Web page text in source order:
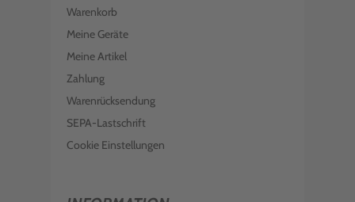
Warenkorb
Meine Geräte
Meine Artikel
Zahlung
Warenrücksendung
SEPA-Lastschrift
Cookie Einstellungen